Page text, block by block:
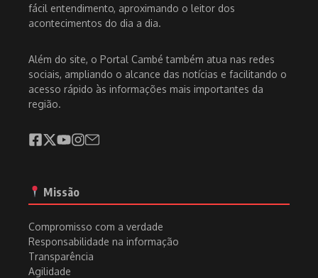
fácil entendimento, aproximando o leitor dos
acontecimentos do dia a dia.
Além do site, o Portal Cambé também atua nas redes
sociais, ampliando o alcance das notícias e facilitando o
acesso rápido às informações mais importantes da
região.
Missão
Compromisso com a verdade
Responsabilidade na informação
Transparência
Agilidade